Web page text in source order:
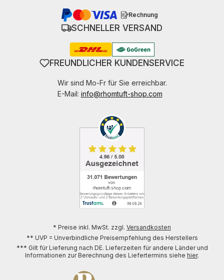
Rechnung
SCHNELLER VERSAND
FREUNDLICHER KUNDENSERVICE
Wir sind Mo-Fr für Sie erreichbar.
E-Mail: info@rhomtuft-shop.com
* Preise inkl. MwSt. zzgl. Versandkosten
** UVP = Unverbindliche Preisempfehlung des Herstellers
*** Gilt für Lieferung nach DE. Lieferzeiten für andere Länder und
Informationen zur Berechnung des Liefertermins siehe hier.